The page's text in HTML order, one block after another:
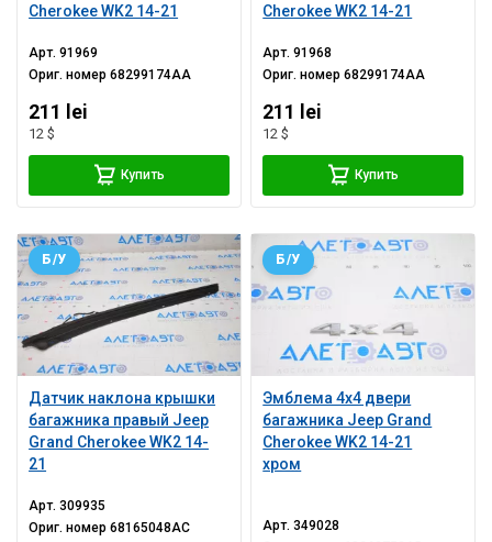
Cherokee WK2 14-21
Арт.91969
Ориг. номер68299174AA
211 lei
12 $
Купить
Cherokee WK2 14-21
Арт.91968
Ориг. номер68299174AA
211 lei
12 $
Купить
Датчик наклона крышки
багажника правый Jeep
Grand Cherokee WK2 14-
21
Б/У
Арт.309935
Ориг. номер68165048AC
Эмблема 4x4 двери
багажника Jeep Grand
Cherokee WK2 14-21
хром
Б/У
Арт.349028